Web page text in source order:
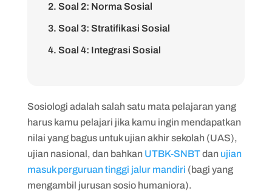
2. Soal 2: Norma Sosial
3. Soal 3: Stratifikasi Sosial
4. Soal 4: Integrasi Sosial
8. Soal 8: Mobilitas Sosial
9. Soal 9: Permasalahan Sosial
10. Soal 10: Kelompok Sosial
Sosiologi adalah salah satu mata pelajaran yang
harus kamu pelajari jika kamu ingin mendapatkan
nilai yang bagus untuk ujian akhir sekolah (UAS),
ujian nasional, dan bahkan UTBK-SNBTdan ujian
masuk perguruan tinggi jalur mandiri (bagi yang
mengambil jurusan sosio humaniora).